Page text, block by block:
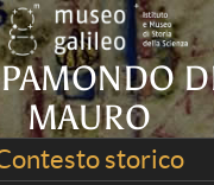
MAURO
storico